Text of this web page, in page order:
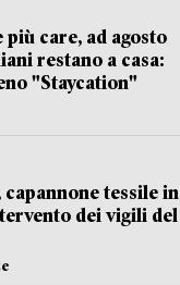
più care, ad agosto
restano a casa:
"Staycation"
capannone tessile in
dei vigili del